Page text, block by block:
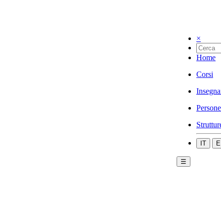
×
Home
Corsi
Persone
IT
☰